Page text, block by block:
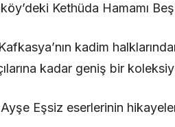
Kethüda Hamamı
kadim
kadar geniş bir
Eşsiz eserlerinin